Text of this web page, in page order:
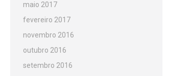
maio 2017
fevereiro 2017
novembro 2016
outubro 2016
setembro 2016